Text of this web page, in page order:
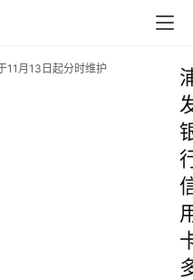
11月13日起分时维护